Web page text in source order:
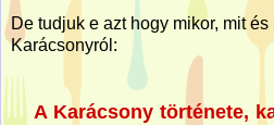
De tudjuk e azt hogy mikor, mit
Karácsonyról:
A Karácsony története,